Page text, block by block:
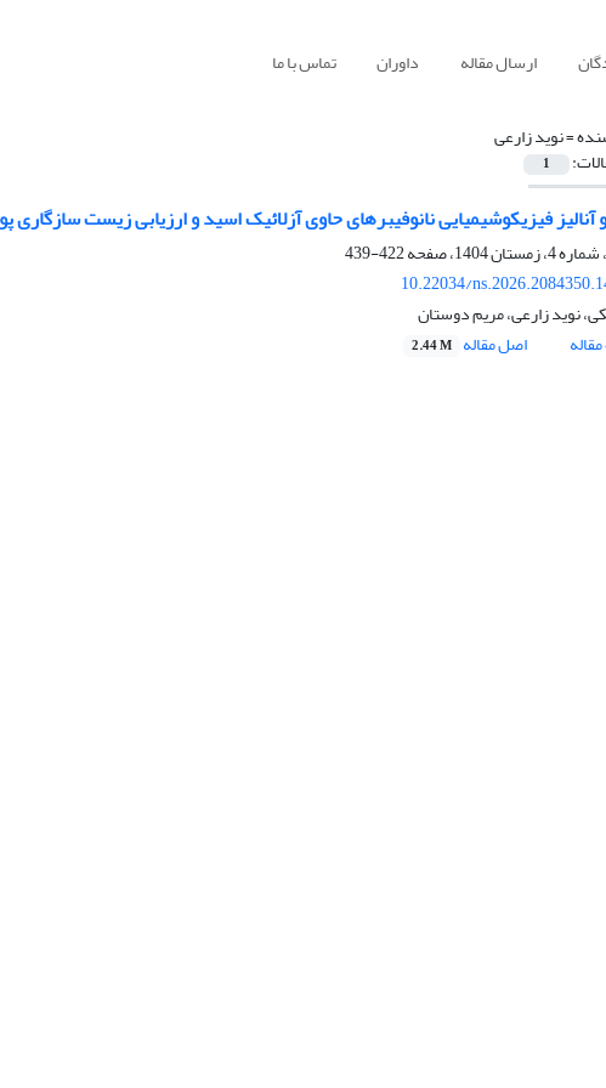
ارسال مقاله داوران تماس با ما
=نوید زارعی
1
فیزیکوشیمیایی نانوفیبرهای حاوی آزلائیک اسید و ارزیابی زیست سازگاری
422-439
10.22034/
نوید زارعی، مریم دوستان
اصل مقاله 2.44 M